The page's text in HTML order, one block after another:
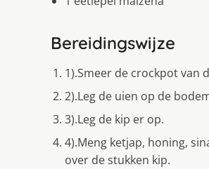
Bereidingswijze
1).Smeer de crockpot van
2).Leg de uien op de
3).Leg de kip er op.
4).Meng ketjap, honing,
over de stukken kip.